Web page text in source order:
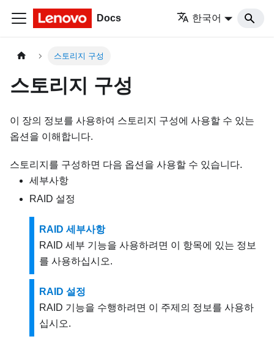
Docs 한국어
스토리지 구성
스토리지 구성
이 장의 정보를 사용하여 스토리지 구성에 사용할 수 있는
옵션을 이해합니다.
스토리지를 구성하면 다음 옵션을 사용할 수 있습니다.
세부사항
RAID 설정
RAID 세부사항
RAID 세부 기능을 사용하려면 이 항목에 있는 정보
를 사용하십시오.
RAID 설정
RAID 기능을 수행하려면 이 주제의 정보를 사용하
십시오.